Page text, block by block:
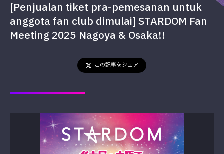
[Penjualan tiket pra-pemesanan untuk
anggota fan club dimulai] STARDOM Fan
Meeting 2025 Nagoya & Osaka!!
この記事をシェア